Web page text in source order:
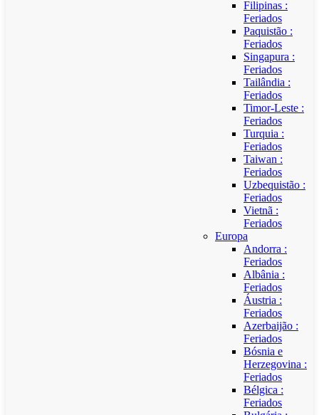
Filipinas :
Feriados
Paquistão :
Feriados
Singapura :
Feriados
Tailândia :
Feriados
Timor-Leste :
Feriados
Turquia :
Feriados
Taiwan :
Feriados
Uzbequistão :
Feriados
Vietnã :
Feriados
Europa
Andorra :
Feriados
Albânia :
Feriados
Áustria :
Feriados
Azerbaijão :
Feriados
Bósnia e
Herzegovina :
Feriados
Bélgica :
Feriados